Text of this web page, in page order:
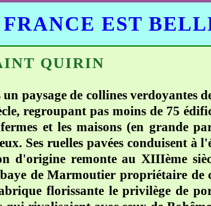
EST
QUIRIN
paysage de collines verdoyantes
regroupant pas moins de 75
et les maisons (en grande
Ses ruelles pavées conduisent à
d'origine remonte au XIIIème
de Marmoutier propriétaire de
florissante le privilège de